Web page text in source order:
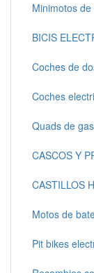
Minimotos
BICIS
Coches de
Coches
Quads de
CASCOS Y
CASTILLOS
Motos de
Pit bikes